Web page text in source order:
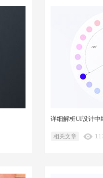
详细解析UI设计中
相关文章